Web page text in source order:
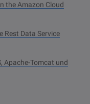
the Amazon Cloud
Rest Data Service
Apache-Tomcat und